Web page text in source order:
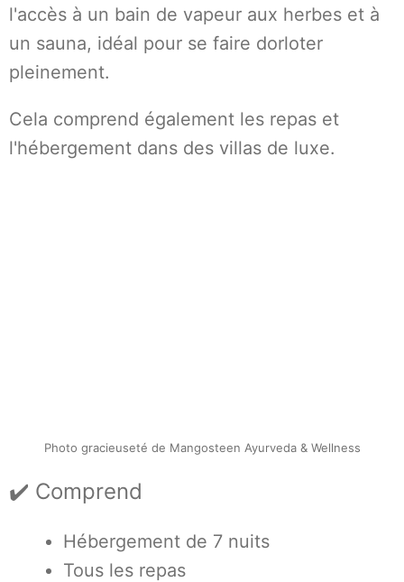
l'accès à un bain de vapeur aux herbes et à
un sauna, idéal pour se faire dorloter
pleinement.
Cela comprend également les repas et
l'hébergement dans des villas de luxe.
Photo gracieuseté de Mangosteen Ayurveda & Wellness
✔️ Comprend
Hébergement de 7 nuits
Tous les repas